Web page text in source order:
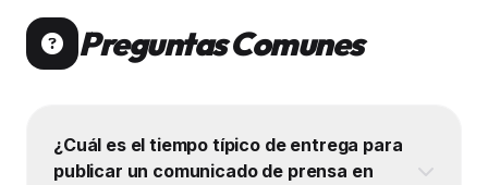
Preguntas Comunes
¿Cuál es el tiempo típico de entrega para
publicar un comunicado de prensa en